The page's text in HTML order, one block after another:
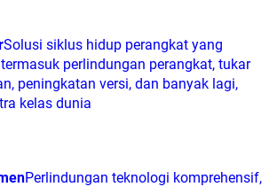
Solusi siklus hidup perangkat yang
perlindungan perangkat, tukar
peningkatan versi, dan banyak lagi,
kelas dunia
Perlindungan teknologi komprehensif,